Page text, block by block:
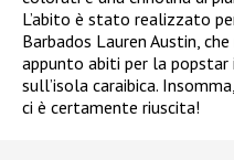
L’abito è stato realizzato
Barbados Lauren Austin,
appunto abiti per la popstar
sull’isola caraibica.
ci è certamente riuscita!